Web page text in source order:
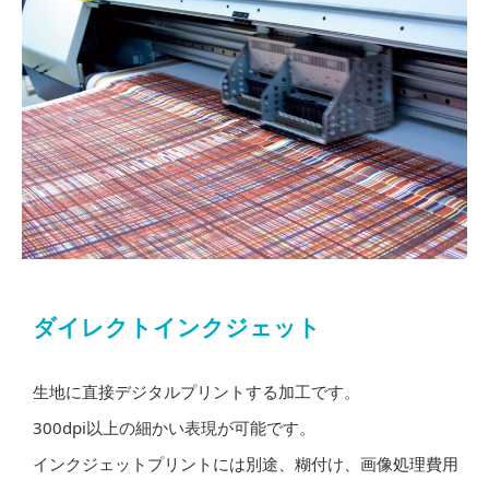
ダイレクトインクジェット
生地に直接デジタルプリントする加工です。
300dpi以上の細かい表現が可能です。
インクジェットプリントには別途、糊付け、画像処理費用